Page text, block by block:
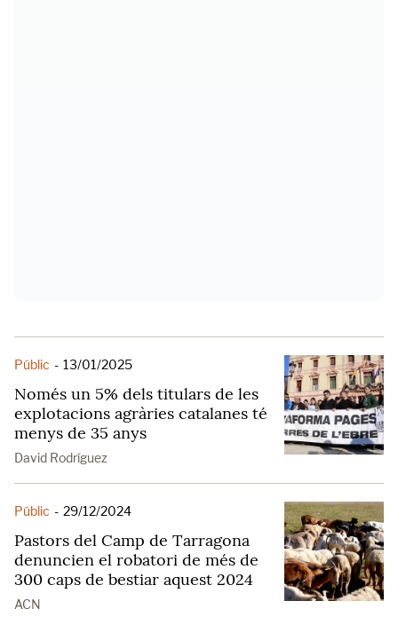
Públic - 13/01/2025
Només un 5% dels titulars de les
explotacions agràries catalanes té
menys de 35 anys
David Rodríguez
Públic - 29/12/2024
Pastors del Camp de Tarragona
denuncien el robatori de més de
300 caps de bestiar aquest 2024
ACN